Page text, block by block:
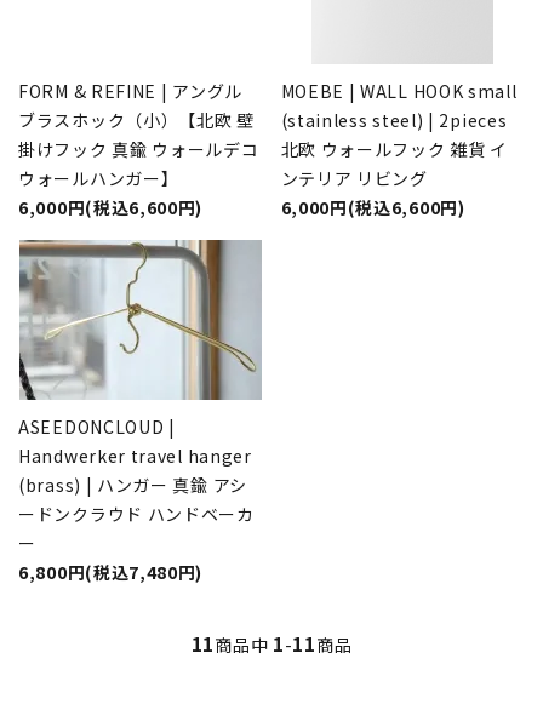
FORM & REFINE | アングル
ブラスホック（小）【北欧 壁
掛けフック 真鍮 ウォールデコ
ウォールハンガー】
6,000円(税込6,600円)
MOEBE | WALL HOOK small
(stainless steel) | 2pieces
北欧 ウォールフック 雑貨 イ
ンテリア リビング
6,000円(税込6,600円)
ASEEDONCLOUD |
Handwerker travel hanger
(brass) | ハンガー 真鍮 アシ
ードンクラウド ハンドベーカ
ー
6,800円(税込7,480円)
11商品中 1-11商品